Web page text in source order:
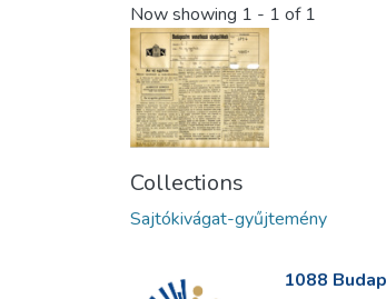
Now showing 1 - 1 of 1
Collections
Sajtókivágat-gyűjtemény
1088